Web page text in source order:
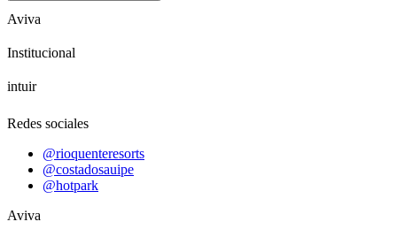
Aviva
Institucional
intuir
Redes sociales
@rioquenteresorts
@costadosauipe
@hotpark
Aviva